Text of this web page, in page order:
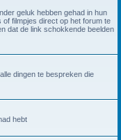
geluk hebben gehad in hun
filmpjes direct op het forum te
dat de link schokkende beelden
dingen te bespreken die
hebt